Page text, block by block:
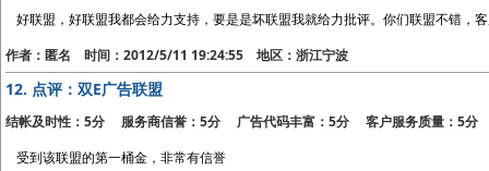
好联盟，好联盟我都会给力支持，要是是坏联盟我就给力批评。你们联盟不错，
作者：匿名 时间：2012/5/11 19:24:55 地区：浙江宁波
12. 点评：双E广告联盟
结帐及时性：5分 服务商信誉：5分 广告代码丰富：5分 客户服务质量：5分
受到该联盟的第一桶金，非常有信誉